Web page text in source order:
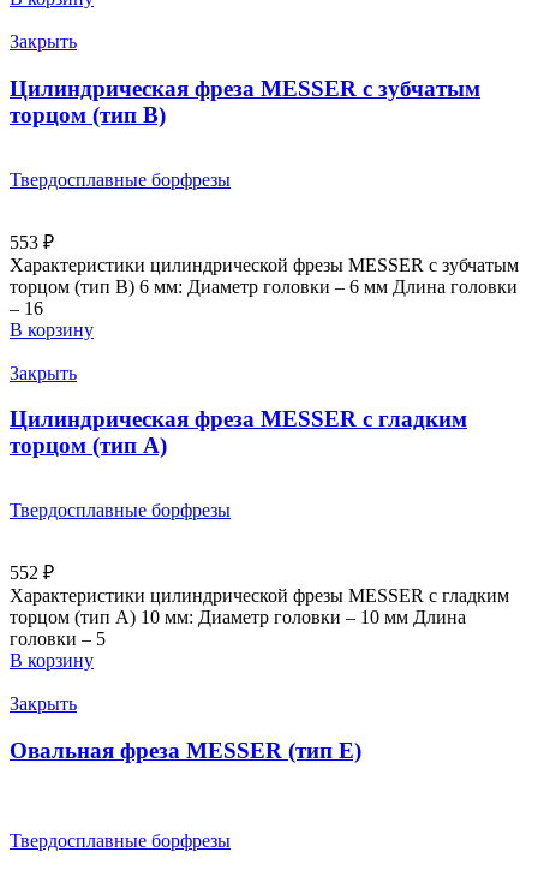
Закрыть
Цилиндрическая фреза MESSER с зубчатым
торцом (тип B)
Твердосплавные борфрезы
553 ₽
Характеристики цилиндрической фрезы MESSER с зубчатым
торцом (тип B) 6 мм: Диаметр головки – 6 мм Длина головки
– 16
В корзину
Закрыть
Цилиндрическая фреза MESSER с гладким
торцом (тип A)
Твердосплавные борфрезы
552 ₽
Характеристики цилиндрической фрезы MESSER с гладким
торцом (тип А) 10 мм: Диаметр головки – 10 мм Длина
головки – 5
В корзину
Закрыть
Овальная фреза MESSER (тип E)
Твердосплавные борфрезы